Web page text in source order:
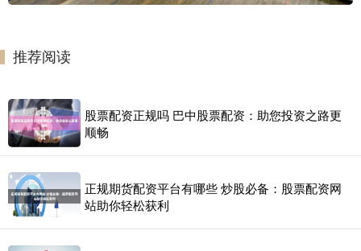
推荐阅读
股票配资正规吗 巴中股票配资：助您投资之路更
顺畅
正规期货配资平台有哪些 炒股必备：股票配资网
站助你轻松获利